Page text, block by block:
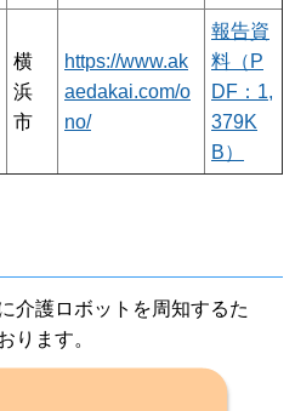
横
浜
市
https://www.ak
aedakai.com/o
no/
報告資
料（P
DF：1,
379K
B）
介護ロボットを周知するた
ります。